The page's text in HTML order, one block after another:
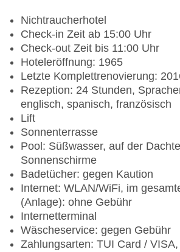
Nichtraucherhotel
Check-in Zeit ab 15:00 Uhr
Check-out Zeit bis 11:00 Uhr
Hoteleröffnung: 1965
Letzte Komplettrenovierung:
Rezeption: 24 Stunden,
englisch, spanisch, französisch
Lift
Sonnenterrasse
Pool: Süßwasser, auf der
Sonnenschirme
Badetücher: gegen Kaution
Internet: WLAN/WiFi, im
(Anlage): ohne Gebühr
Internetterminal
Wäscheservice: gegen Gebühr
Zahlungsarten: TUI Card /